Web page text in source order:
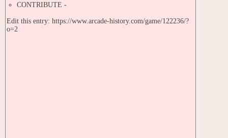
CONTRIBUTE -
Edit this entry: https://www.arcade-history.com/game/122236/?
o=2